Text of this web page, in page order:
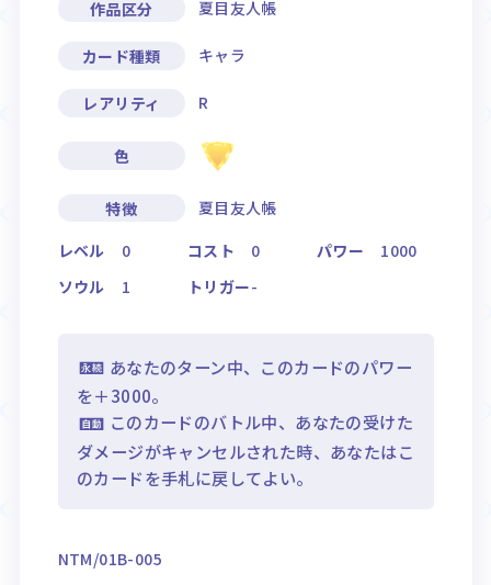
作品区分 夏目友人帳
カード種類 キャラ
レアリティ R
色
特徴
夏目友人帳
レベル
0 コスト 0 パワー
1000
ソウル
1 トリガー-
あなたのターン中、このカードのパワー
を＋3000。
このカードのバトル中、あなたの受けた
ダメージがキャンセルされた時、あなたはこ
のカードを手札に戻してよい。
NTM/01B-005